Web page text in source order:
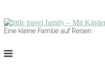
Eine kleine Familie auf Reisen